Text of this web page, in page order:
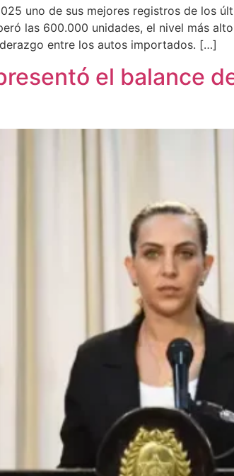
uno de sus mejores registros de los
las 600.000 unidades, el nivel más
entre los autos importados. […]
el balance